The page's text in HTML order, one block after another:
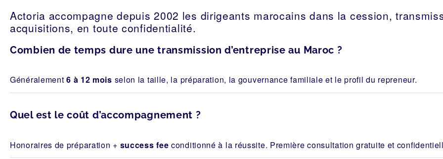
Actoria accompagne depuis 2002 les dirigeants marocains dans la cession,
acquisitions, en toute confidentialité.
Combien de temps dure une transmission d’entreprise au Maroc ?
Généralement6 à 12 mois selon la taille, la préparation, la gouvernance familiale et le profil du repreneur.
Quel est le coût d’accompagnement ?
Honoraires de préparation + success fee conditionné à la réussite. Première consultation gratuite et